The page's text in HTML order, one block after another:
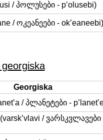
/ პოლუსები - p’olusebi)
/ ოკეანეები - ok’eaneebi)
Georgiska
/ პლანეტები -
/ ვარსკვლავები